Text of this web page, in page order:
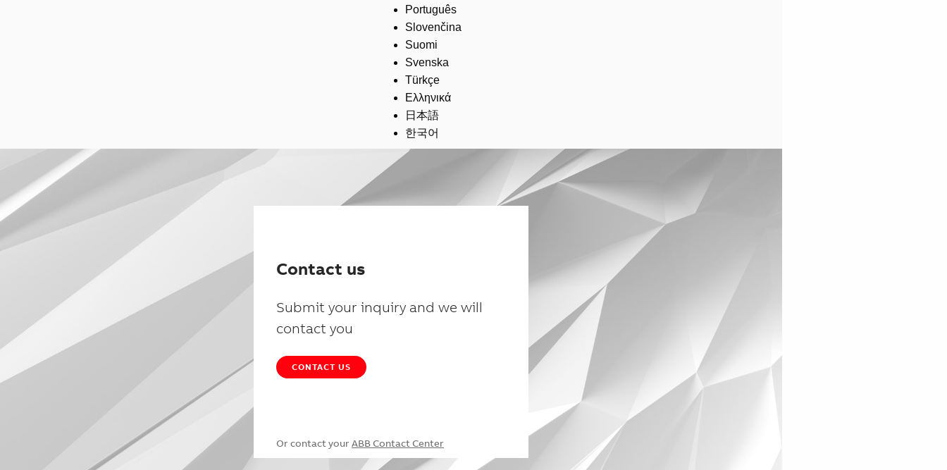
Português
Slovenčina
Suomi
Svenska
Türkçe
Ελληνικά
日本語
한국어
Contact us
Submit your inquiry and we will
contact you
CONTACT US
Or contact your ABB Contact Center